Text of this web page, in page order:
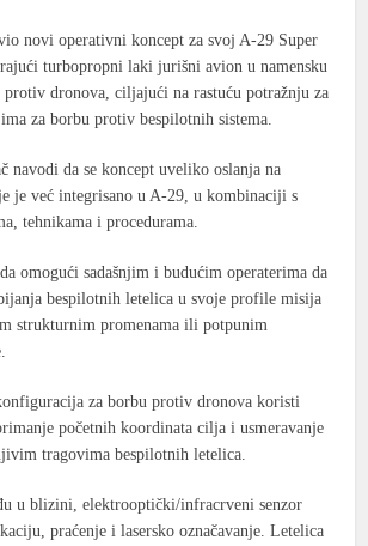
novi operativni koncept za svoj A-29 Super
turbopropni laki jurišni avion u namensku
dronova, ciljajući na rastuću potražnju za
za borbu protiv bespilotnih sistema.
navodi da se koncept uveliko oslanja na
je već integrisano u A-29, u kombinaciji s
tehnikama i procedurama.
omogući sadašnjim i budućim operaterima da
bespilotnih letelica u svoje profile misija
strukturnim promenama ili potpunim
za borbu protiv dronova koristi
početnih koordinata cilja i usmeravanje
tragovima bespilotnih letelica.
u blizini, elektrooptički/infracrveni senzor
praćenje i lasersko označavanje. Letelica